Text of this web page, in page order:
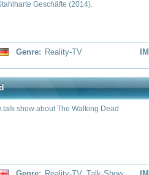
IMDb:7.3 / 10
that has led to shocking new
TV IMDb:7.2 / 10
Real World", "Road Rules", and first
called "Fresh Meat", compete against
to win a cash prize.